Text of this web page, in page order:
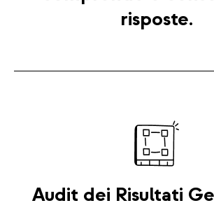
risposte.
Audit dei Risultati